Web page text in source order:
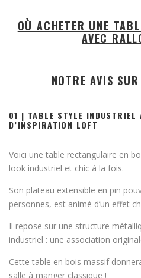
OÙ ACHETER UNE
AVEC
NOTRE AVIS
01 | TABLE STYLE INDUSTRIEL
D’INSPIRATION LOFT
Voici une table rectangulaire en
look industriel et chic à la fois.
Son plateau extensible en pin
personnes, est animé d’un effet
Il repose sur une structure
industriel : une association
Cette table en bois massif
salle à manger classique !